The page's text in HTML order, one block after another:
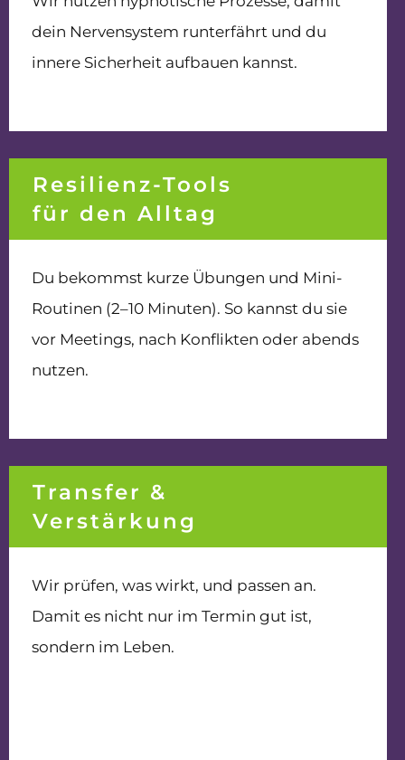
dein Nervensystem runterfährt und du
innere Sicherheit aufbauen kannst.
Resilienz-Tools
für den Alltag
Du bekommst kurze Übungen und Mini-
Routinen (2–10 Minuten). So kannst du sie
vor Meetings, nach Konflikten oder abends
nutzen.
Transfer &
Verstärkung
Wir prüfen, was wirkt, und passen an.
Damit es nicht nur im Termin gut ist,
sondern im Leben.